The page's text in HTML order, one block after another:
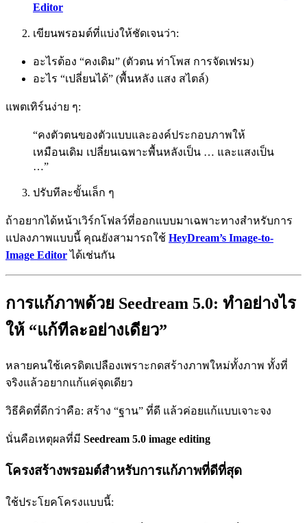
Editor
เขียนพรอมต์ที่แบ่งให้ชัดเจนว่า:
อะไรต้อง “คงเดิม” (ตัวตน ท่าโพส การจัดเฟรม)
อะไร “เปลี่ยนได้” (พื้นหลัง แสง สไตล์)
แพตเทิร์นง่าย ๆ:
“คงตัวตนของตัวแบบและองค์ประกอบภาพให้
เหมือนเดิม เปลี่ยนเฉพาะพื้นหลังเป็น … และแสงเป็น
…”
ปรับทีละขั้นเล็ก ๆ
ถ้าอยากได้หน้าเวิร์กโฟลว์ที่ออกแบบมาเฉพาะทางสำหรับการ
แปลงภาพแบบนี้ คุณยังสามารถใช้ HeyDream’s Image-to-
Image Editorได้เช่นกัน
การแก้ภาพด้วย Seedream 5.0: ทำอย่างไร
ให้ “แก้ทีละอย่างเดียว”
หลายคนใช้เครดิตเปลืองเพราะกดสร้างภาพใหม่ทั้งภาพ ทั้งที่
จริงแล้วอยากแก้แค่จุดเดียว
วิธีคิดที่ดีกว่าคือ: สร้าง “ฐาน” ที่ดี แล้วค่อยแก้แบบเจาะจง
นั่นคือเหตุผลที่มี Seedream 5.0 image editing
โครงสร้างพรอมต์สำหรับการแก้ภาพที่ดีที่สุด
ใช้ประโยคโครงแบบนี้: